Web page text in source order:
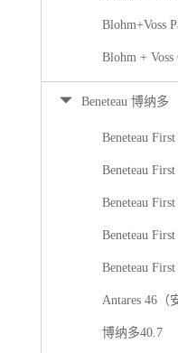
Blohm+Voss
Blohm + Voss
Beneteau 博纳多
Beneteau
Beneteau
Beneteau
Beneteau
Beneteau
Antares 46（
博纳多40.7